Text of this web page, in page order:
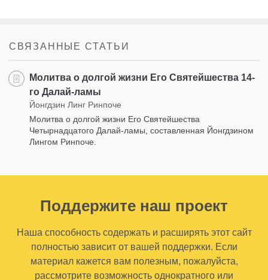
СВЯЗАННЫЕ СТАТЬИ
Молитва о долгой жизни Его Святейшества 14-
го Далай-ламы
Йонгдзин Линг Ринпоче
Молитва о долгой жизни Его Святейшества
Четырнадцатого Далай-ламы, составленная Йонгдзином
Лингом Ринпоче.
Поддержите наш проект
Наша способность содержать и расширять этот сайт
полностью зависит от вашей поддержки. Если
материал кажется вам полезным, пожалуйста,
рассмотрите возможность однократного или